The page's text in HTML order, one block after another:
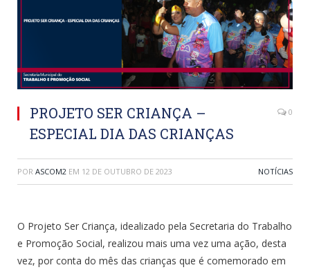
PROJETO SER CRIANÇA –
ESPECIAL DIA DAS CRIANÇAS
0
POR ASCOM2 EM 12 DE OUTUBRO DE 2023 NOTÍCIAS
O Projeto Ser Criança, idealizado pela Secretaria do Trabalho
e Promoção Social, realizou mais uma vez uma ação, desta
vez, por conta do mês das crianças que é comemorado em